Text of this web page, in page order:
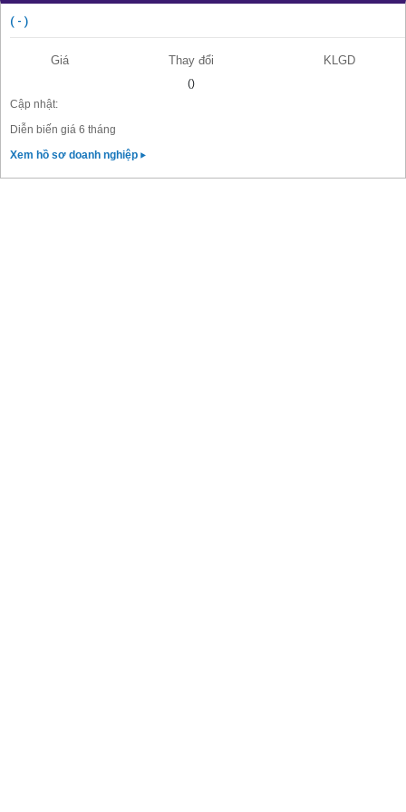
( - )
Giá Thay đổi KLGD
()
Cập nhật:
Diễn biến giá 6 tháng
Xem hồ sơ doanh nghiệp